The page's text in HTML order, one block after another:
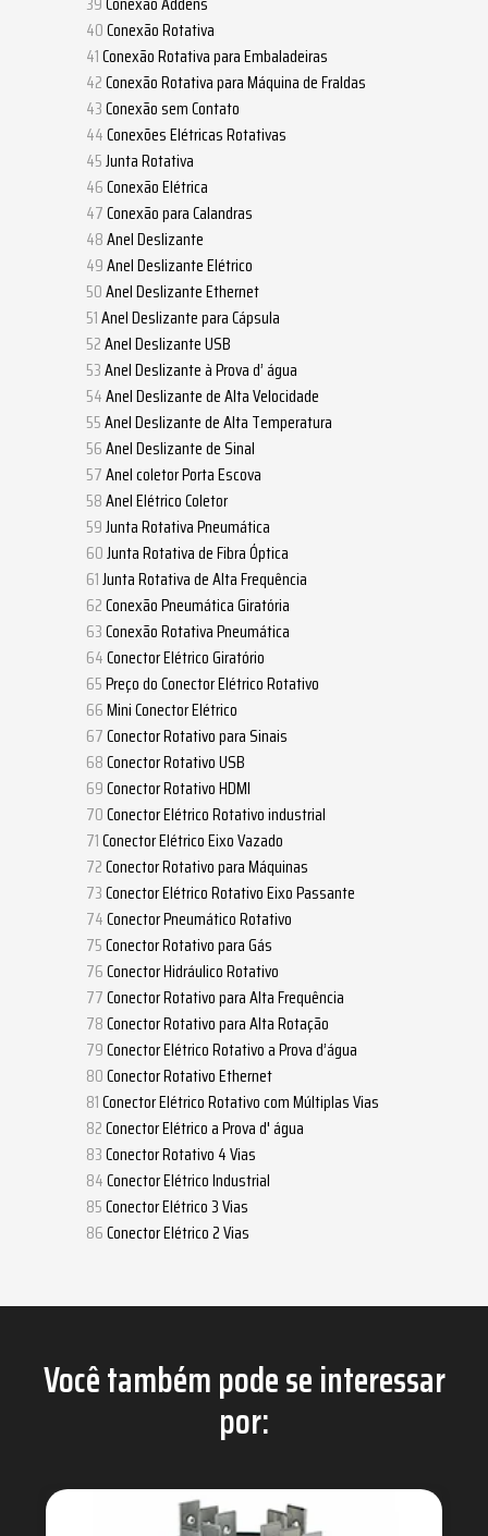
Conexão Rotativa
Conexão Rotativa para Embaladeiras
Conexão Rotativa para Máquina de Fraldas
Conexão sem Contato
Conexões Elétricas Rotativas
Junta Rotativa
Conexão Elétrica
Conexão para Calandras
Anel Deslizante
Anel Deslizante Elétrico
Anel Deslizante Ethernet
Anel Deslizante para Cápsula
Anel Deslizante USB
Anel Deslizante à Prova d’ água
Anel Deslizante de Alta Velocidade
Anel Deslizante de Alta Temperatura
Anel Deslizante de Sinal
Anel coletor Porta Escova
Anel Elétrico Coletor
Junta Rotativa Pneumática
Junta Rotativa de Fibra Óptica
Junta Rotativa de Alta Frequência
Conexão Pneumática Giratória
Conexão Rotativa Pneumática
Conector Elétrico Giratório
Preço do Conector Elétrico Rotativo
Mini Conector Elétrico
Conector Rotativo para Sinais
Conector Rotativo USB
Conector Rotativo HDMI
Conector Elétrico Rotativo industrial
Conector Elétrico Eixo Vazado
Conector Rotativo para Máquinas
Conector Elétrico Rotativo Eixo Passante
Conector Pneumático Rotativo
Conector Rotativo para Gás
Conector Hidráulico Rotativo
Conector Rotativo para Alta Frequência
Conector Rotativo para Alta Rotação
Conector Elétrico Rotativo a Prova d’água
Conector Rotativo Ethernet
Conector Elétrico Rotativo com Múltiplas Vias
Conector Elétrico a Prova d' água
Conector Rotativo 4 Vias
Conector Elétrico Industrial
Conector Elétrico 3 Vias
Conector Elétrico 2 Vias
Você também pode se interessar
por: